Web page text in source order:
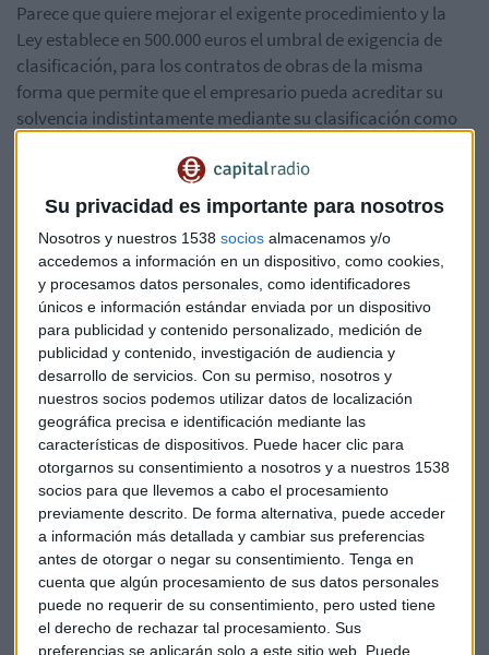
Su privacidad es importante para nosotros
Nosotros y nuestros 1538 socios almacenamos y/o
accedemos a información en un dispositivo, como cookies,
y procesamos datos personales, como identificadores
únicos e información estándar enviada por un dispositivo
para publicidad y contenido personalizado, medición de
publicidad y contenido, investigación de audiencia y
desarrollo de servicios. Con su permiso, nosotros y
nuestros socios podemos utilizar datos de localización
geográfica precisa e identificación mediante las
características de dispositivos. Puede hacer clic para
otorgarnos su consentimiento a nosotros y a nuestros 1538
socios para que llevemos a cabo el procesamiento
previamente descrito. De forma alternativa, puede acceder
a información más detallada y cambiar sus preferencias
antes de otorgar o negar su consentimiento. Tenga en
cuenta que algún procesamiento de sus datos personales
puede no requerir de su consentimiento, pero usted tiene
el derecho de rechazar tal procesamiento. Sus
preferencias se aplicarán solo a este sitio web. Puede
Parece que quiere mejorar el exigente procedimiento y la
Ley establece en 500.000 euros el umbral de exigencia de
clasificación, para los contratos de obras de la misma
forma que permite que el empresario pueda acreditar su
solvencia indistintamente mediante su clasificación como
requisitos específicos de solvencia exigidos en el anuncio de
licitación o en la invitación a participar en el procedimiento,
detallados en los pliegos del contrato.
Con respecto a los contratos de servicios, la norma también
dispone que no será exigible la clasificación del empresario,
pudiendo el empresario acreditar su solvencia
indistintamente mediante su clasificación en el grupo o
subgrupo de clasificación correspondiente al contrato,
Por otra parte, entre otras novedades, se desconcentran
competencias de contratación de determinados
suministros y derechos de uso relativos a tecnologías de la
información cuando su importe sea inferior a un millón de
euros.
Esta reforma tiene su origen en la Ley 25/2013, de 27 de
diciembre, de impulso de la factura electrónica y creación
del registro contable de facturas en el Sector Público que